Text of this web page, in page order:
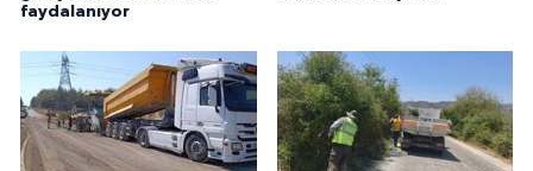
faydalanıyor